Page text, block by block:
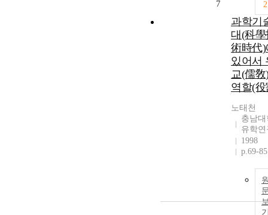
2
7
과학기
대(科學
術時代)
있어서
교(儒敎
역할(役
노태천
충남
유학
1998
p.69-85